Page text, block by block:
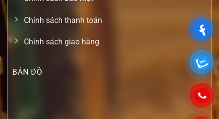
Chính sách thanh toán
Chính sách giao hàng
BẢN ĐỒ